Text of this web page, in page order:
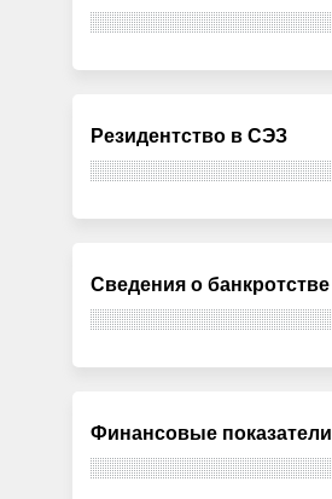
Резидентство в СЭЗ
Сведения о банкротстве
Финансовые показатели